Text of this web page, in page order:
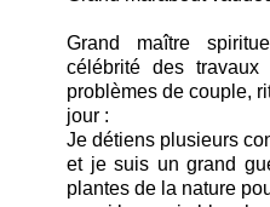
Grand maître
célébrité des travaux
problèmes de couple,
jour :
Je détiens plusieurs
et je suis un grand
plantes de la nature